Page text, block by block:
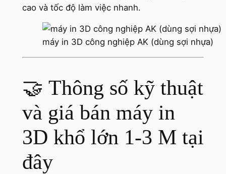
cao và tốc độ làm việc nhanh.
máy in 3D công nghiệp AK (dùng sợi nhựa)
🤝 Thông số kỹ thuật
và giá bán máy in
3D khổ lớn 1-3 M tại
đây